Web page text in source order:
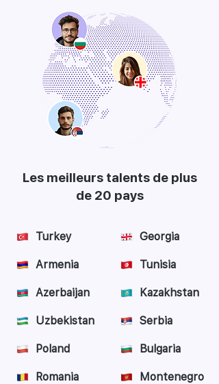
Les meilleurs talents de plus
de 20 pays
Turkey
Armenia
Azerbaijan
Uzbekistan
Poland
Romania
Georgia
Tunisia
Kazakhstan
Serbia
Bulgaria
Montenegro